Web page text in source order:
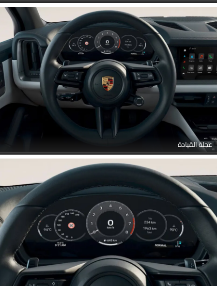
عجلة القيادة